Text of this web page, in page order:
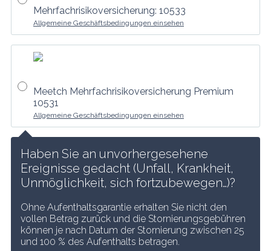
Mehrfachrisikoversicherung: 10533
Allgemeine Geschäftsbedingungen einsehen
Meetch Mehrfachrisikoversicherung Premium
10531
Allgemeine Geschäftsbedingungen einsehen
Haben Sie an unvorhergesehene
Ereignisse gedacht (Unfall, Krankheit,
Unmöglichkeit, sich fortzubewegen…)?
Ohne Aufenthaltsgarantie erhalten Sie nicht den
vollen Betrag zurück und die Stornierungsgebühren
können je nach Datum der Stornierung zwischen 25
und 100 % des Aufenthalts betragen.